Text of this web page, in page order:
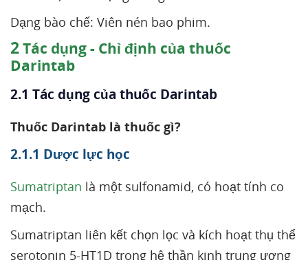
Dạng bào chế: Viên nén bao phim.
2Tác dụng - Chỉ định của thuốc
Darintab
2.1 Tác dụng của thuốc Darintab
Thuốc Darintab là thuốc gì?
2.1.1 Dược lực học
Sumatriptan là một sulfonamid, có hoạt tính co
mạch.
Sumatriptan liên kết chọn lọc và kích hoạt thụ thể
serotonin 5-HT1D trong hệ thần kinh trung ương